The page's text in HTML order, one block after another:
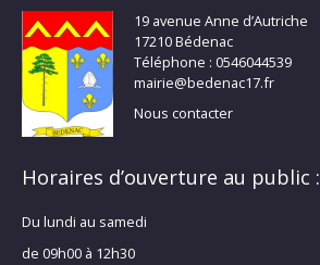
19 avenue Anne d’Autriche
17210 Bédenac
Téléphone : 0546044539
mairie@bedenac17.fr
Nous contacter
Horaires d’ouverture au public :
Du lundi au samedi
de 09h00 à 12h30